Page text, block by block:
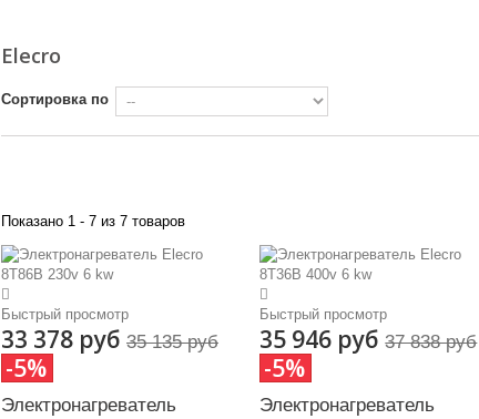
Elecro
Сортировка по
Показано 1 - 7 из 7 товаров
Быстрый просмотр
33 378 руб 35 135 руб
-5%
Электронагреватель
Быстрый просмотр
35 946 руб37 838 руб
-5%
Электронагреватель